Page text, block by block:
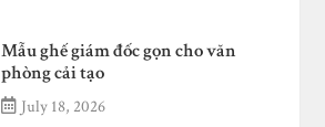
Mẫu ghế giám đốc gọn cho văn
phòng cải tạo
July 18, 2026